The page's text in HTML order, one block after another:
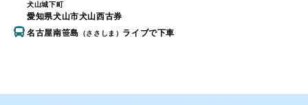
犬山城下町
愛知県犬山市犬山西古券
名古屋南笹島 （ささしま） ライブで下車